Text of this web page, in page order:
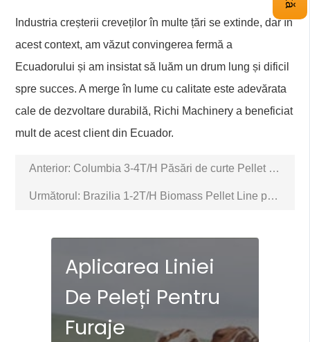
Industria creșterii creveților în multe țări se extinde, dar în
acest context, am văzut convingerea fermă a
Ecuadorului și am insistat să luăm un drum lung și dificil
spre succes. A merge în lume cu calitate este adevărata
cale de dezvoltare durabilă, Richi Machinery a beneficiat
mult de acest client din Ecuador.
Anterior: Columbia 3-4T/H Păsări de curte Pellet Feed Production Plant
Următorul: Brazilia 1-2T/H Biomass Pellet Line pentru lemn
Aplicarea Liniei
De Peleți Pentru
Furaje